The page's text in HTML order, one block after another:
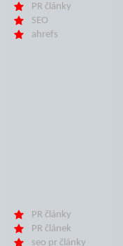
PR články
SEO
ahrefs
PR články
PR článek
seo pr články